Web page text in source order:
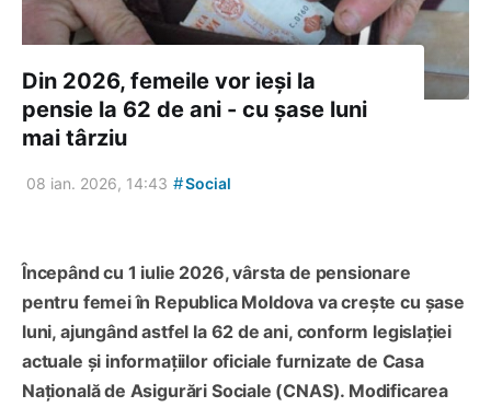
Din 2026, femeile vor ieși la
pensie la 62 de ani - cu șase luni
mai târziu
08 ian. 2026, 14:43 #Social
Începând cu 1 iulie 2026, vârsta de pensionare
pentru femei în Republica Moldova va crește cu șase
luni, ajungând astfel la 62 de ani, conform legislației
actuale și informațiilor oficiale furnizate de Casa
Națională de Asigurări Sociale (CNAS). Modificarea